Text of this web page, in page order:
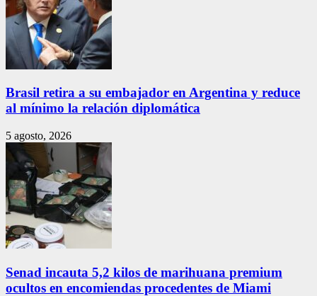
Brasil retira a su embajador en Argentina y reduce
al mínimo la relación diplomática
5 agosto, 2026
Senad incauta 5,2 kilos de marihuana premium
ocultos en encomiendas procedentes de Miami